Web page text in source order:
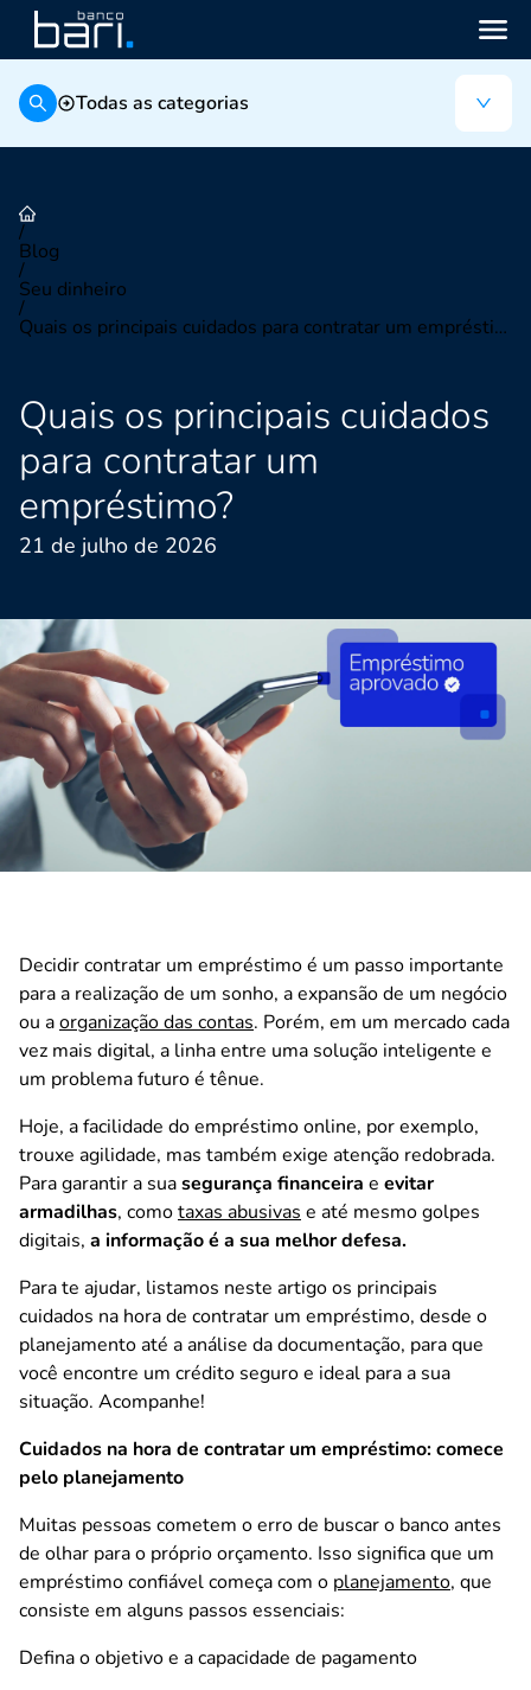
Todas as categorias
/
Blog
/
Seu dinheiro
/
Quais os principais cuidados para contratar um empréstimo?
Quais os principais cuidados
para contratar um
empréstimo?
21 de julho de 2026
Decidir contratar um empréstimo é um passo importante
para a realização de um sonho, a expansão de um negócio
ou aorganização das contas. Porém, em um mercado cada
vez mais digital, a linha entre uma solução inteligente e
um problema futuro é tênue.
Hoje, a facilidade do empréstimo online, por exemplo,
trouxe agilidade, mas também exige atenção redobrada.
Para garantir a suasegurança financeira e evitar
armadilhas, comotaxas abusivas e até mesmo golpes
digitais, a informação é a sua melhor defesa.
Para te ajudar, listamos neste artigo os principais
cuidados na hora de contratar um empréstimo, desde o
planejamento até a análise da documentação, para que
você encontre um crédito seguro e ideal para a sua
situação. Acompanhe!
Cuidados na hora de contratar um empréstimo: comece
pelo planejamento
Muitas pessoas cometem o erro de buscar o banco antes
de olhar para o próprio orçamento. Isso significa que um
empréstimo confiável começa com o planejamento, que
consiste em alguns passos essenciais:
Defina o objetivo e a capacidade de pagamento